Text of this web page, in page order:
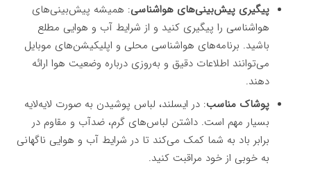
پیگیری پیش‌بینی‌های هواشناسی: همیشه پیش‌بینی‌های
هواشناسی را پیگیری کنید و از شرایط آب و هوایی مطلع
باشید. برنامه‌های هواشناسی محلی و اپلیکیشن‌های موبایل
می‌توانند اطلاعات دقیق و به‌روزی درباره وضعیت هوا ارائه
دهند.
پوشاک مناسب: در ایسلند، لباس پوشیدن به صورت لایه‌لایه
بسیار مهم است. داشتن لباس‌های گرم، ضدآب و مقاوم در
برابر باد به شما کمک می‌کند تا در شرایط آب و هوایی ناگهانی
به خوبی از خود مراقبت کنید.